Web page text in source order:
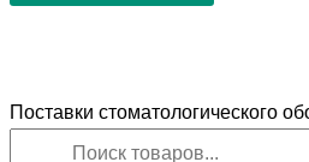
Поставки стоматологического